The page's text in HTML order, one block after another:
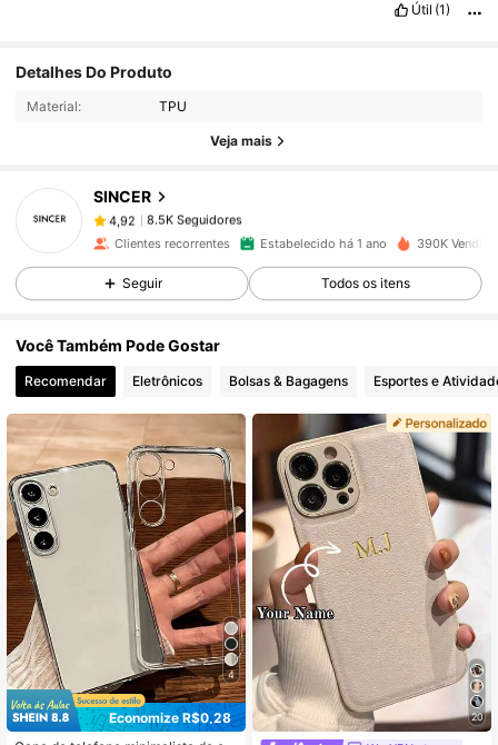
Útil (1)
Detalhes Do Produto
Material: TPU
Veja mais
SINCER
8.5K Seguidores
l***k pago1 dia atrás
4,92 8.5K Seguidores
8.5K Seguidores
8.5K Seguidores
4,92 8.5K Seguidores
4,92 8.5K Seguidores
8.5K Seguidores
4,92 8.5K Seguidores
Clientes recorrentes Estabelecido há 1 ano 390K
Seguir Todos os itens
Você Também Pode Gostar
Recomendar Eletrônicos Bolsas & Bagagens Esportes e
4
Economize R$0,28
#1 Mais Vendido
em Xiaomi Redmi Note 10 Pro Capas básicas para cel
20